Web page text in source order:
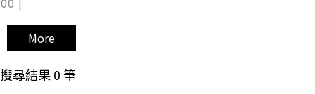
More
搜尋結果0筆